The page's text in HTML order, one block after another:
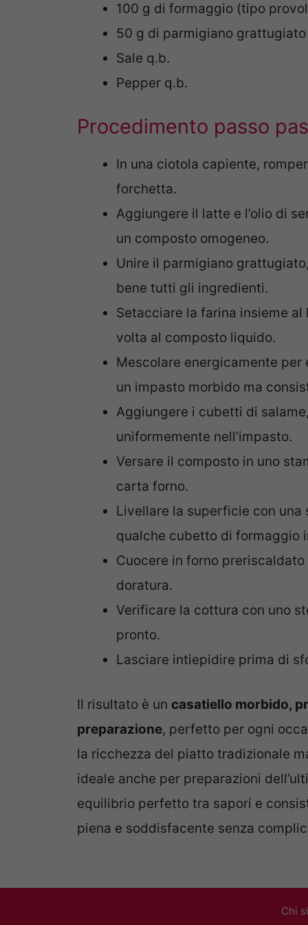
100 g di formaggio (tipo
50 g di parmigiano grattugiato
Sale q.b.
Pepper q.b.
Procedimento passo
In una ciotola capiente,
forchetta.
Aggiungere il latte e l’olio di
un composto omogeneo.
Unire il parmigiano
bene tutti gli ingredienti.
Setacciare la farina insieme
volta al composto liquido.
Mescolare energicamente
un impasto morbido ma
Aggiungere i cubetti di
uniformemente nell’impasto.
Versare il composto in uno
carta forno.
Livellare la superficie con una
qualche cubetto di formaggio
Cuocere in forno
doratura.
Verificare la cottura con uno
pronto.
Lasciare intiepidire prima di
Il risultato è un casatiello morbido,
preparazione, perfetto per ogni
la ricchezza del piatto tradizionale
ideale anche per preparazioni
equilibrio perfetto tra sapori e
piena e soddisfacente senza
Chi